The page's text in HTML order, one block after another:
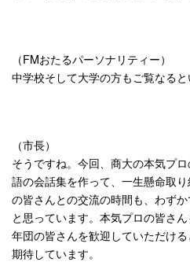
（FMおたるパーソナリティー）
中学校そして大学の方もご覧なると
（市長）
そうですね。今回、商大の本気プ
語の会話集を作って、一生懸命取
の皆さんとの交流の時間も、わず
と思っています。本気プロの皆さ
年団の皆さんを歓迎していただけ
期待しています。